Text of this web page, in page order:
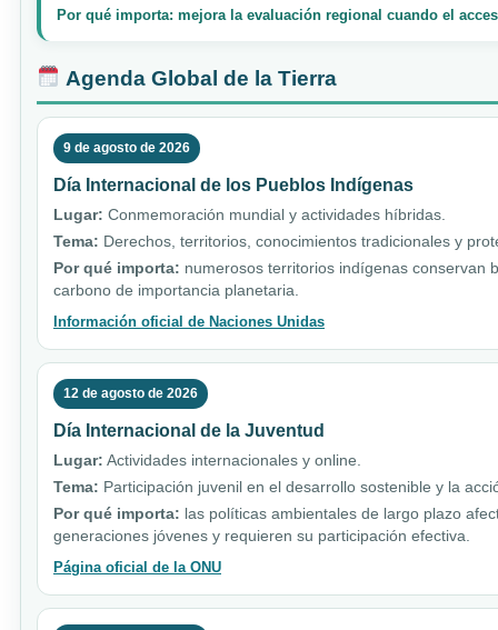
Por qué importa: mejora la evaluación regional cuando el
Agenda Global de la Tierra
9 de agosto de 2026
Día Internacional de los Pueblos Indígenas
Lugar: Conmemoración mundial y actividades híbridas.
Tema: Derechos, territorios, conocimientos tradicionales y
Por qué importa: numerosos territorios indígenas conservan
carbono de importancia planetaria.
Información oficial de Naciones Unidas
12 de agosto de 2026
Día Internacional de la Juventud
Lugar: Actividades internacionales y online.
Tema: Participación juvenil en el desarrollo sostenible y la
Por qué importa: las políticas ambientales de largo plazo
generaciones jóvenes y requieren su participación efectiva.
Página oficial de la ONU